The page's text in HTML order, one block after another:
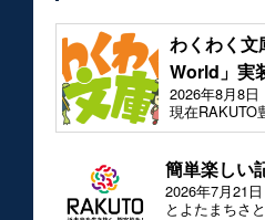
わくわく
World」実
2026年8月8日
現在
簡単楽しい
2026年7月21日
とよたまちさ